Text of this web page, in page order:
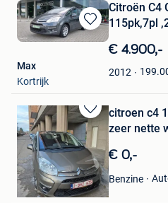
Bewaren
in
Favorieten
Citroën C4
115pk,7pl
€ 4.900,-
2012
Max
Kortrijk
Bewaren
in
Mijn
Favorieten
citroen c4
zeer nette
€ 0,-
Benzine
Noah
Antwerpen